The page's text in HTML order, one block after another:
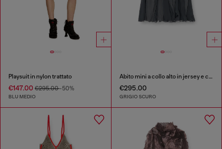
Playsuit in nylon trattato
€147.00 €295.00-50%
BLU MEDIO
Abito mini a collo alto in jersey e chiffon
€295.00
GRIGIO SCURO